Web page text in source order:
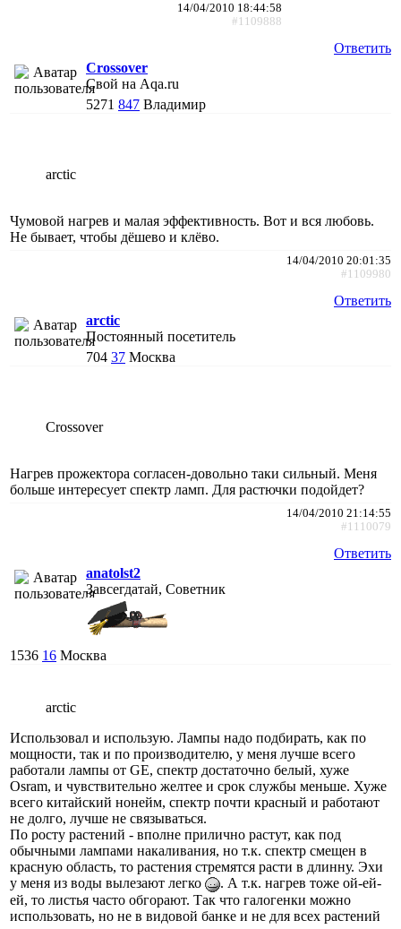
14/04/2010 18:44:58
#1109888
Ответить
Crossover
Свой на Aqa.ru
5271 847 Владимир
arctic
Чумовой нагрев и малая эффективность. Вот и вся любовь.
Не бывает, чтобы дёшево и клёво.
14/04/2010 20:01:35
#1109980
Ответить
arctic
Постоянный посетитель
704 37 Москва
Crossover
Нагрев прожектора согласен-довольно таки сильный. Меня
больше интересует спектр ламп. Для растючки подойдет?
14/04/2010 21:14:55
#1110079
Ответить
anatolst2
Завсегдатай, Советник
1536 16 Москва
arctic
Использовал и использую. Лампы надо подбирать, как по
мощности, так и по производителю, у меня лучше всего
работали лампы от GE, спектр достаточно белый, хуже
Osram, и чувствительно желтее и срок службы меньше. Хуже
всего китайский нонейм, спектр почти красный и работают
не долго, лучше не связываться.
По росту растений - вполне прилично растут, как под
обычными лампами накаливания, но т.к. спектр смещен в
красную область, то растения стремятся расти в длинну. Эхи
у меня из воды вылезают легко
. А т.к. нагрев тоже ой-ей-
ей, то листья часто обгорают. Так что галогенки можно
использовать, но не в видовой банке и не для всех растений